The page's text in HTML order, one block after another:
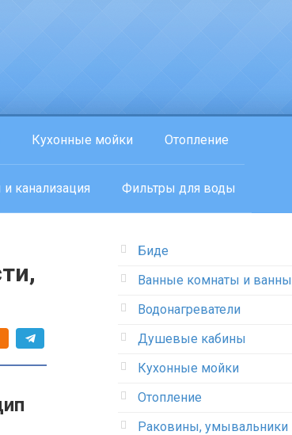
Кухонные мойки Отопление
канализация Фильтры для воды
Биде
Ванные комнаты и ванны
Водонагреватели
Душевые кабины
Кухонные мойки
Отопление
Раковины, умывальники